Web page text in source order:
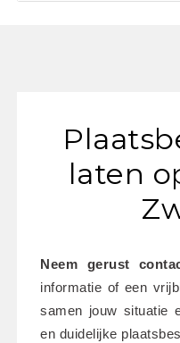
laten
Neem gerust
informatie of een
samen jouw situatie
en duidelijke